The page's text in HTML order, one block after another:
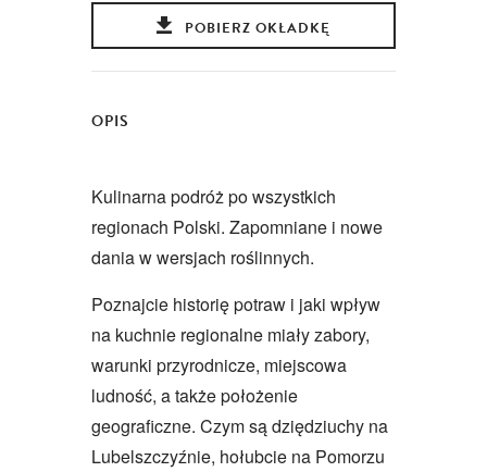
POBIERZ OKŁADKĘ
OPIS
Kulinarna podróż po wszystkich
regionach Polski. Zapomniane i nowe
dania w wersjach roślinnych.
Poznajcie historię potraw i jaki wpływ
na kuchnie regionalne miały zabory,
warunki przyrodnicze, miejscowa
ludność, a także położenie
geograficzne. Czym są dziędziuchy na
Lubelszczyźnie, hołubcie na Pomorzu